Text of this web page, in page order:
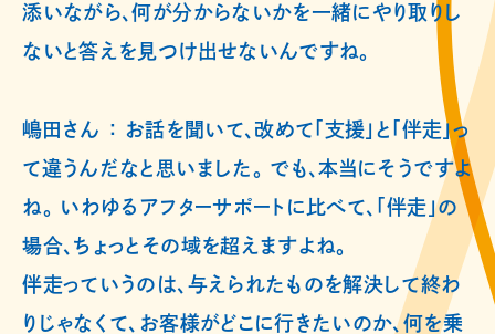
添いながら、何が分からないかを一緒にやり取りし
ないと答えを見つけ出せないんですね。
嶋田さん ： お話を聞いて、改めて「支援」と「伴走」っ
て違うんだなと思いました。 でも、本当にそうですよ
ね。 いわゆるアフターサポートに比べて、「伴走」の
場合、ちょっとその域を超えますよね。
伴走っていうのは、与えられたものを解決して終わ
りじゃなくて、お客様がどこに行きたいのか、何を乗